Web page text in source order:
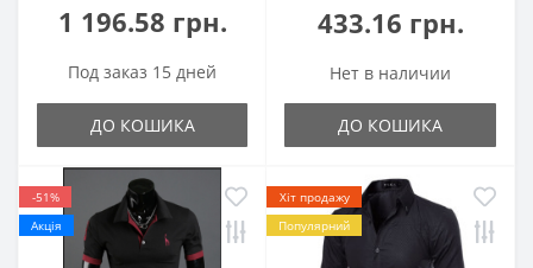
1 196.58 грн.
Под заказ 15 дней
ДО КОШИКА
433.16 грн.
Нет в наличии
ДО КОШИКА
-51%
Акція
Хіт продажу
Популярний